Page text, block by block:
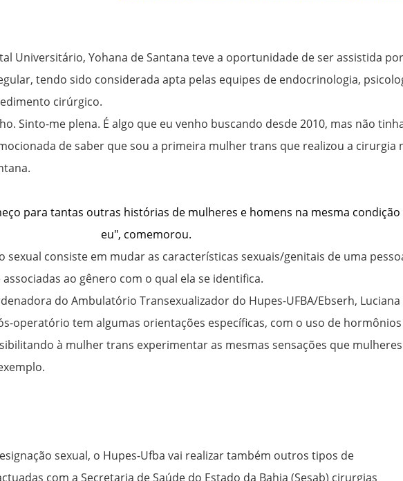
Universitário, Yohana de Santana teve a oportunidade de ser assistida
tendo sido considerada apta pelas equipes de endocrinologia,
cirúrgico.
Sinto-me plena. É algo que eu venho buscando desde 2010, mas não
de saber que sou a primeira mulher trans que realizou a cirurgia
para tantas outras histórias de mulheres e homens na mesma
eu", comemorou.
sexual consiste em mudar as características sexuais/genitais de uma
ao gênero com o qual ela se identifica.
do Ambulatório Transexualizador do Hupes-UFBA/Ebserh, Luciana
operatório tem algumas orientações específicas, com o uso de hormônios
à mulher trans experimentar as mesmas sensações que mulheres
sexual, o Hupes-Ufba vai realizar também outros tipos de
com a Secretaria de Saúde do Estado da Bahia (Sesab) cirurgias